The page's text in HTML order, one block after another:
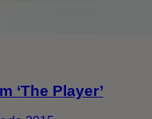
‘The Player’